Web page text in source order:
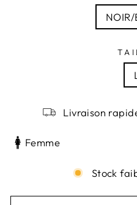
Livraison
Femme
Stock